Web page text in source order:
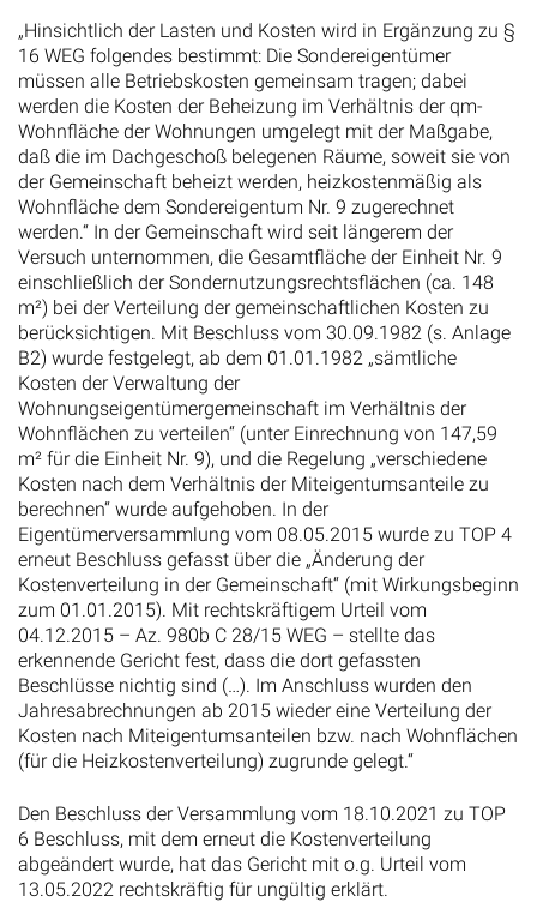
„Hinsichtlich der Lasten und Kosten wird in Ergänzung zu §
16 WEG folgendes bestimmt: Die Sondereigentümer
müssen alle Betriebskosten gemeinsam tragen; dabei
werden die Kosten der Beheizung im Verhältnis der qm-
Wohnfläche der Wohnungen umgelegt mit der Maßgabe,
daß die im Dachgeschoß belegenen Räume, soweit sie von
der Gemeinschaft beheizt werden, heizkostenmäßig als
Wohnfläche dem Sondereigentum Nr. 9 zugerechnet
werden.“ In der Gemeinschaft wird seit längerem der
Versuch unternommen, die Gesamtfläche der Einheit Nr. 9
einschließlich der Sondernutzungsrechtsflächen (ca. 148
m²) bei der Verteilung der gemeinschaftlichen Kosten zu
berücksichtigen. Mit Beschluss vom 30.09.1982 (s. Anlage
B2) wurde festgelegt, ab dem 01.01.1982 „sämtliche
Kosten der Verwaltung der
Wohnungseigentümergemeinschaft im Verhältnis der
Wohnflächen zu verteilen“ (unter Einrechnung von 147,59
m² für die Einheit Nr. 9), und die Regelung „verschiedene
Kosten nach dem Verhältnis der Miteigentumsanteile zu
berechnen“ wurde aufgehoben. In der
Eigentümerversammlung vom 08.05.2015 wurde zu TOP 4
erneut Beschluss gefasst über die „Änderung der
Kostenverteilung in der Gemeinschaft“ (mit Wirkungsbeginn
zum 01.01.2015). Mit rechtskräftigem Urteil vom
04.12.2015 – Az. 980b C 28/15 WEG – stellte das
erkennende Gericht fest, dass die dort gefassten
Beschlüsse nichtig sind (…). Im Anschluss wurden den
Jahresabrechnungen ab 2015 wieder eine Verteilung der
Kosten nach Miteigentumsanteilen bzw. nach Wohnflächen
(für die Heizkostenverteilung) zugrunde gelegt.“
Den Beschluss der Versammlung vom 18.10.2021 zu TOP
6 Beschluss, mit dem erneut die Kostenverteilung
abgeändert wurde, hat das Gericht mit o.g. Urteil vom
13.05.2022 rechtskräftig für ungültig erklärt.